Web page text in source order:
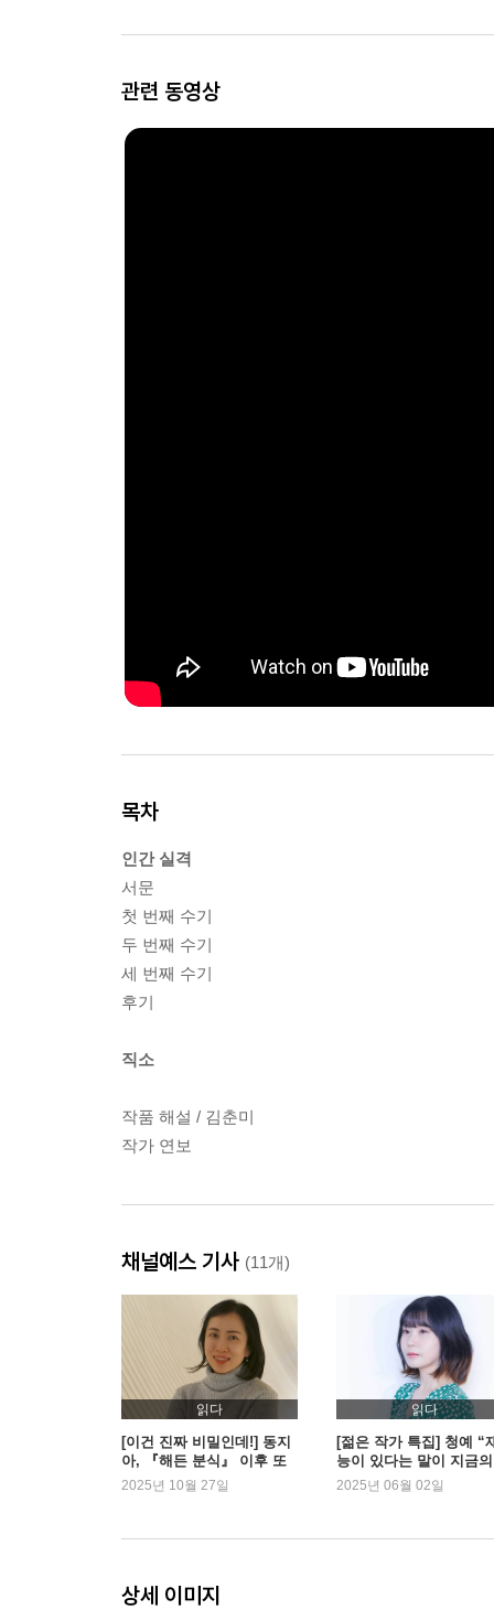
관련 동영상
목차
인간 실격
서문
첫 번째 수기
두 번째 수기
세 번째 수기
후기
직소
작품 해설 / 김춘미
작가 연보
채널예스 기사 (11개)
읽다
[이건 진짜 비밀인데!] 동지
아, 『해든 분식』 이후 또
다른 변신 판타지의 세계
2025년 10월 27일
읽다
[젊은 작가 특집] 청예 “
능이 있다는 말이 지금
를 만들었어요”
2025년 06월 02일
상세 이미지